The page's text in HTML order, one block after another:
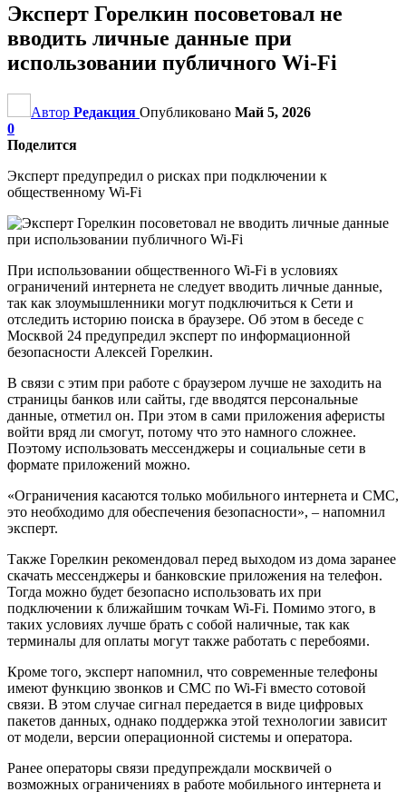
Эксперт Горелкин посоветовал не
вводить личные данные при
использовании публичного Wi-Fi
Автор Редакция Опубликовано Май 5, 2026
0
Поделится
Эксперт предупредил о рисках при подключении к
общественному Wi-Fi
При использовании общественного Wi-Fi в условиях
ограничений интернета не следует вводить личные данные,
так как злоумышленники могут подключиться к Сети и
отследить историю поиска в браузере. Об этом в беседе с
Москвой 24 предупредил эксперт по информационной
безопасности Алексей Горелкин.
В связи с этим при работе с браузером лучше не заходить на
страницы банков или сайты, где вводятся персональные
данные, отметил он. При этом в сами приложения аферисты
войти вряд ли смогут, потому что это намного сложнее.
Поэтому использовать мессенджеры и социальные сети в
формате приложений можно.
«Ограничения касаются только мобильного интернета и СМС,
это необходимо для обеспечения безопасности», – напомнил
эксперт.
Также Горелкин рекомендовал перед выходом из дома заранее
скачать мессенджеры и банковские приложения на телефон.
Тогда можно будет безопасно использовать их при
подключении к ближайшим точкам Wi-Fi. Помимо этого, в
таких условиях лучше брать с собой наличные, так как
терминалы для оплаты могут также работать с перебоями.
Кроме того, эксперт напомнил, что современные телефоны
имеют функцию звонков и СМС по Wi-Fi вместо сотовой
связи. В этом случае сигнал передается в виде цифровых
пакетов данных, однако поддержка этой технологии зависит
от модели, версии операционной системы и оператора.
Ранее операторы связи предупреждали москвичей о
возможных ограничениях в работе мобильного интернета и